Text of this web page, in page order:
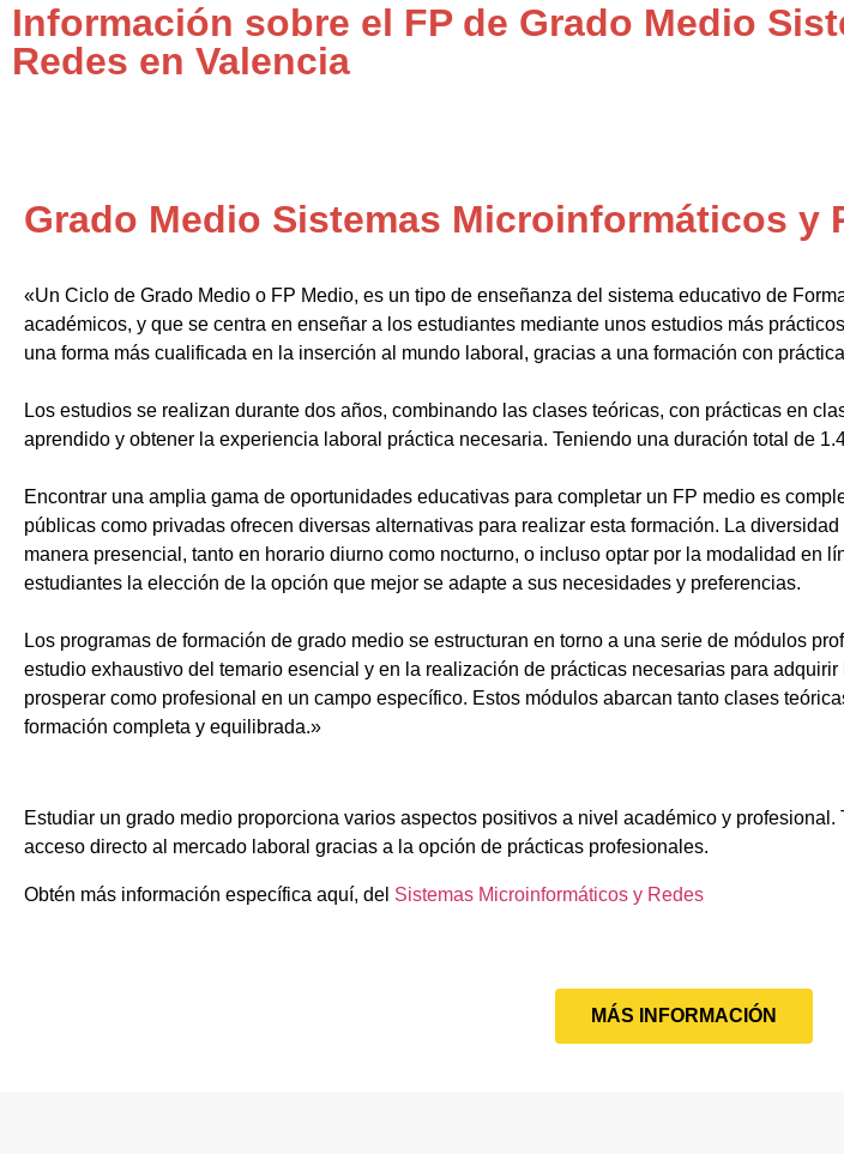
Información sobre el FP de Grado Medio
Redes en Valencia
Grado Medio Sistemas Microinformáticos y
«Un Ciclo de Grado Medio o FP Medio, es un tipo de enseñanza del sistema educativo de
académicos, y que se centra en enseñar a los estudiantes mediante unos estudios más
una forma más cualificada en la inserción al mundo laboral, gracias a una formación con
Los estudios se realizan durante dos años, combinando las clases teóricas, con prácticas en
aprendido y obtener la experiencia laboral práctica necesaria. Teniendo una duración total de
Encontrar una amplia gama de oportunidades educativas para completar un FP medio es
públicas como privadas ofrecen diversas alternativas para realizar esta formación. La
manera presencial, tanto en horario diurno como nocturno, o incluso optar por la modalidad en
estudiantes la elección de la opción que mejor se adapte a sus necesidades y preferencias.
Los programas de formación de grado medio se estructuran en torno a una serie de módulos
estudio exhaustivo del temario esencial y en la realización de prácticas necesarias para
prosperar como profesional en un campo específico. Estos módulos abarcan tanto clases
formación completa y equilibrada.»
Estudiar un grado medio proporciona varios aspectos positivos a nivel académico y
acceso directo al mercado laboral gracias a la opción de prácticas profesionales.
Obtén más información específica aquí, del Sistemas Microinformáticos y Redes
MÁS INFORMACIÓN